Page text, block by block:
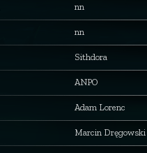
nn
nn
Sithdora
ANPO
Adam Lorenc
Marcin Dręgowski